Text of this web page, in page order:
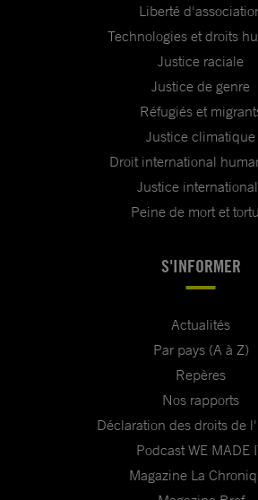
Liberté
Technologies et droits
Justice raciale
Justice de genre
Réfugiés et
Justice climatique
Droit international
Justice
Peine de mort et
S'INFORMER
Actualités
Par pays (A à Z)
Repères
Nos rapports
Déclaration des droits de
Podcast WE MADE
Magazine La